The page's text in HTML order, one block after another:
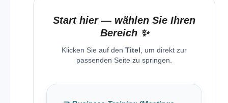
Start hier — wählen Sie Ihren
Bereich ✨
Klicken Sie auf den Titel , um direkt zur
passenden Seite zu springen.